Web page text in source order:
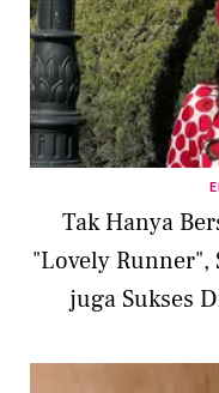
Tak Hanya
"Lovely Runner",
juga Sukses